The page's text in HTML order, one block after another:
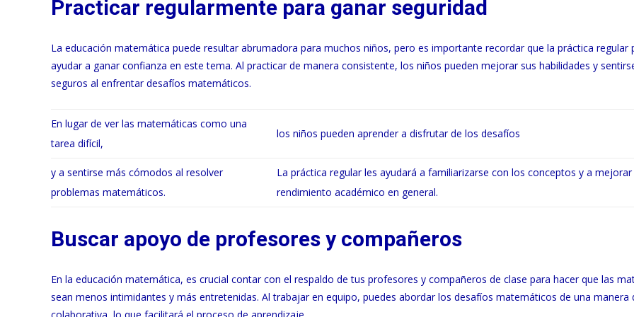
Practicar regularmente para ganar seguridad
La educación matemática puede resultar abrumadora para muchos niños, pero es importante recordar que la práctica regular
ayudar a ganar confianza en este tema. Al practicar de manera consistente, los niños pueden mejorar sus habilidades y
seguros al enfrentar desafíos matemáticos.
En lugar de ver las matemáticas como una
tarea difícil,
los niños pueden aprender a disfrutar de los desafíos
y a sentirse más cómodos al resolver
problemas matemáticos.
La práctica regular les ayudará a familiarizarse con los conceptos y a mejorar
rendimiento académico en general.
Buscar apoyo de profesores y compañeros
En la educación matemática, es crucial contar con el respaldo de tus profesores y compañeros de clase para hacer que las
sean menos intimidantes y más entretenidas. Al trabajar en equipo, puedes abordar los desafíos matemáticos de una manera